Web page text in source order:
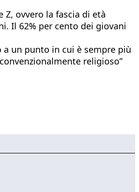
ovvero la fascia di età
Il 62% per cento dei giovani
un punto in cui è sempre più
religioso”